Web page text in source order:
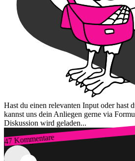
Hast du einen relevanten Input oder hast
kannst uns dein Anliegen gerne via
Diskussion wird geladen...
47 Kommentare
Zum Login